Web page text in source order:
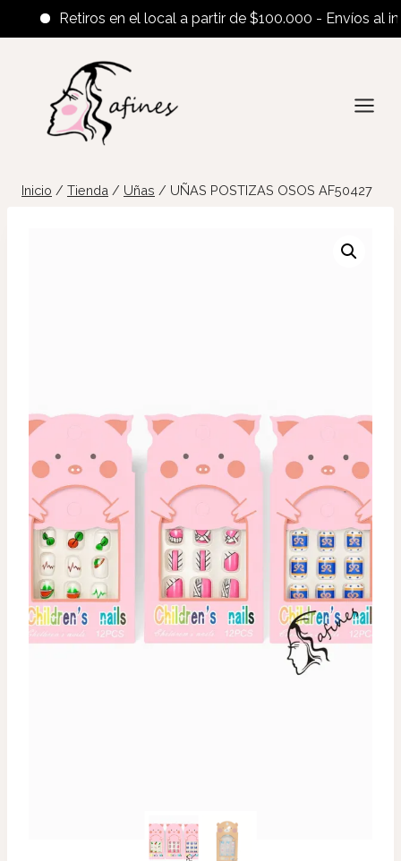
Retiros en el local a partir de $100.000 - Envíos al
contenido
Inicio / Tienda / Uñas / UÑAS POSTIZAS OSOS AF50427